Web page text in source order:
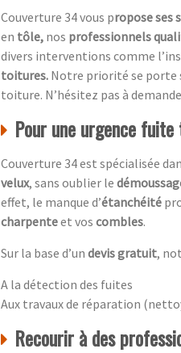
Couverture 34 vous propose ses
en tôle, nos professionnels
divers interventions comme
toitures. Notre priorité se porte
toiture. N’hésitez pas à
Pour une urgence
Couverture 34 est spécialisée
velux, sans oublier le
effet, le manque d’étanchéité
charpenteet vos combles.
Sur la base d’un devis gratuit,
A la détection des fuites
Aux travaux de réparation
Recourir à des